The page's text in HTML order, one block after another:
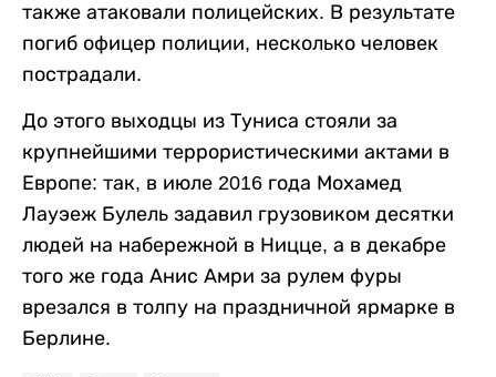
также атаковали полицейских. В результате
погиб офицер полиции, несколько человек
пострадали.
До этого выходцы из Туниса стояли за
крупнейшими террористическими актами в
Европе: так, в июле 2016 года Мохамед
Лауэеж Булель задавил грузовиком десятки
людей на набережной в Ницце, а в декабре
того же года Анис Амри за рулем фуры
врезался в толпу на праздничной ярмарке в
Берлине.